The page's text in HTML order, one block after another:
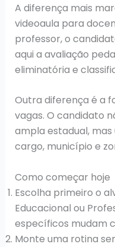
A diferença mais
videoaula para
professor, o
aqui a avaliação
eliminatória e
Outra diferença é a
vagas. O candidato
ampla estadual,
cargo, município e
Como começar hoje
Escolha primeiro o
Educacional ou
específicos mudam
Monte uma rotina